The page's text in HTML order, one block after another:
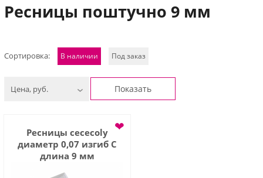
Ресницы поштучно 9 мм
Сортировка: В наличии Под заказ
Цена, руб. Показать
Ресницы cececoly
диаметр 0,07 изгиб C
длина 9 мм
❤